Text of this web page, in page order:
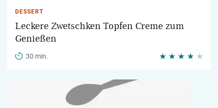
DESSERT
Leckere Zwetschken Topfen Creme zum
Genießen
30 min.